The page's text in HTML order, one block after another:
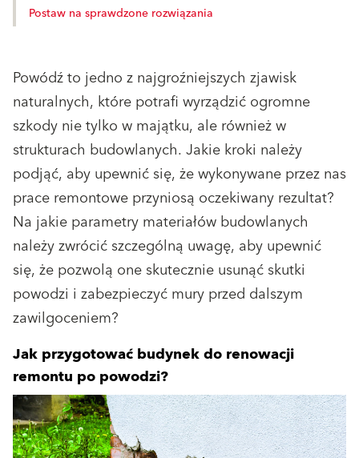
Postaw na sprawdzone rozwiązania
Powódź to jedno z najgroźniejszych zjawisk
naturalnych, które potrafi wyrządzić ogromne
szkody nie tylko w majątku, ale również w
strukturach budowlanych. Jakie kroki należy
podjąć, aby upewnić się, że wykonywane przez nas
prace remontowe przyniosą oczekiwany rezultat?
Na jakie parametry materiałów budowlanych
należy zwrócić szczególną uwagę, aby upewnić
się, że pozwolą one skutecznie usunąć skutki
powodzi i zabezpieczyć mury przed dalszym
zawilgoceniem?
Jak przygotować budynek do renowacji
remontu po powodzi?